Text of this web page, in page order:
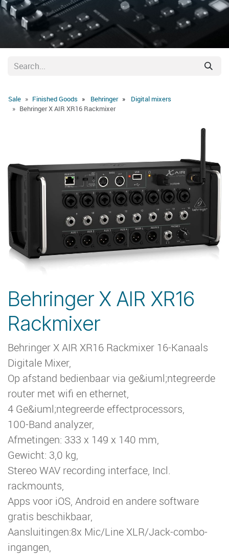
Sale Behringer
Finished Goods
Digital mixers
Behringer X AIR XR16 Rackmixer
Behringer X AIR XR16
Rackmixer
Behringer X AIR XR16 Rackmixer 16-Kanaals
Digitale Mixer,
Op afstand bedienbaar via ge&iuml;ntegreerde
router met wifi en ethernet,
4 Ge&iuml;ntegreerde effectprocessors,
100-Band analyzer,
Afmetingen: 333 x 149 x 140 mm,
Gewicht: 3,0 kg,
Stereo WAV recording interface, Incl.
rackmounts,
Apps voor iOS, Android en andere software
gratis beschikbaar,
Aansluitingen:8x Mic/Line XLR/Jack-combo-
ingangen,